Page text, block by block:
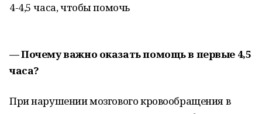
4-4,5 часа, чтобы помочь
— Почему важно оказать помощь в первые 4,5
часа?
При нарушении мозгового кровообращения в